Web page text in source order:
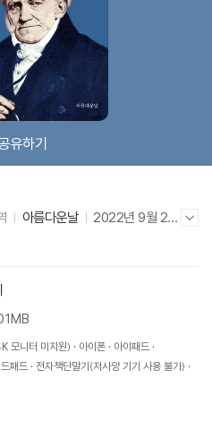
유하기
아름다운날
2022년 9월 20
모니터 미지원) 아이폰
아이패드
패드
전자책단말기(저사양 기기 사용 불가)